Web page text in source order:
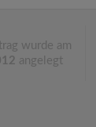
wurde am
angelegt